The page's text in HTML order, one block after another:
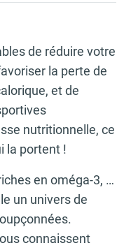
de réduire votre
la perte de
et de
nutritionnelle, ce
la portent !
en oméga-3, …
un univers de
connaissent